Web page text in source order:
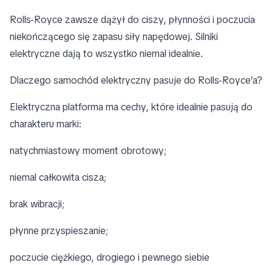
Rolls-Royce zawsze dążył do ciszy, płynności i poczucia
niekończącego się zapasu siły napędowej. Silniki
elektryczne dają to wszystko niemal idealnie.
Dlaczego samochód elektryczny pasuje do Rolls-Royce’a?
Elektryczna platforma ma cechy, które idealnie pasują do
charakteru marki:
natychmiastowy moment obrotowy;
niemal całkowita cisza;
brak wibracji;
płynne przyspieszanie;
poczucie ciężkiego, drogiego i pewnego siebie